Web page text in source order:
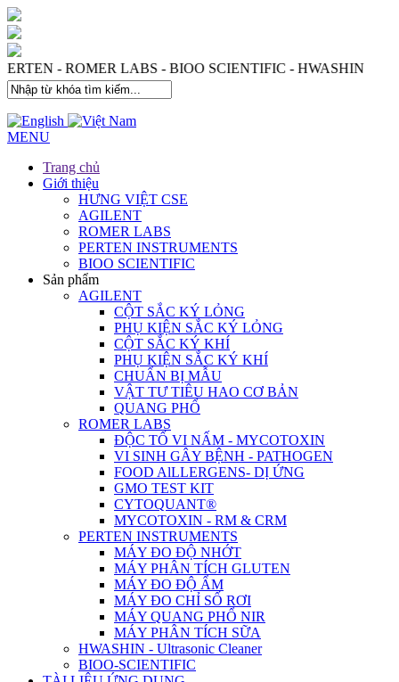
- ROMER LABS - BIOO SCIENTIFIC - HWASHIN
MENU
Trang chủ
Giới thiệu
HƯNG VIỆT CSE
AGILENT
ROMER LABS
PERTEN INSTRUMENTS
BIOO SCIENTIFIC
Sản phẩm
AGILENT
CỘT SẮC KÝ LỎNG
PHỤ KIỆN SẮC KÝ LỎNG
CỘT SẮC KÝ KHÍ
PHỤ KIỆN SẮC KÝ KHÍ
CHUẨN BỊ MẪU
VẬT TƯ TIÊU HAO CƠ BẢN
QUANG PHỔ
ROMER LABS
ĐỘC TỐ VI NẤM - MYCOTOXIN
VI SINH GÂY BỆNH - PATHOGEN
FOOD AlLLERGENS- DỊ ỨNG
GMO TEST KIT
CYTOQUANT®
MYCOTOXIN - RM & CRM
PERTEN INSTRUMENTS
MÁY ĐO ĐỘ NHỚT
MÁY PHÂN TÍCH GLUTEN
MÁY ĐO ĐỘ ẨM
MÁY ĐO CHỈ SỐ RƠI
MÁY QUANG PHỔ NIR
MÁY PHÂN TÍCH SỮA
HWASHIN - Ultrasonic Cleaner
BIOO-SCIENTIFIC